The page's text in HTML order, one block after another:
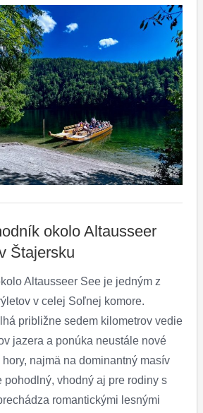
okolo Altausseer
Štajersku
Altausseer See je jedným z
v celej Soľnej komore.
približne sedem kilometrov vedie
jazera a ponúka neustále nové
najmä na dominantný masív
pohodlný, vhodný aj pre rodiny s
romantickými lesnými